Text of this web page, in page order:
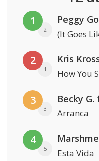
1
2
Peggy
(It Goes
2
1 How You
3
3
Becky
Arranca
4
5 Esta Vida